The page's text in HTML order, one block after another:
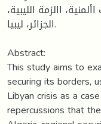
االزمة الليبية،
الجزائر، ليبيا.
Abstract:
This study aims to
securing its borders,
Libyan crisis as a
repercussions that